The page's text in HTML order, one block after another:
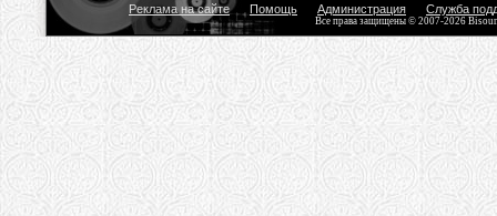
Реклама на сайте Помощь Администрация Служба
Все права защищены © 2007-2026